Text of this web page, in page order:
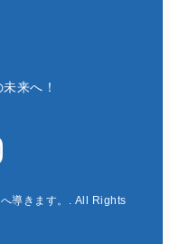
来へ！
導きます。 . All Rights